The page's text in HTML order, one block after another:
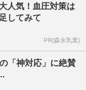
人気！血圧対策は
してみて
PR(森永乳業)
「神対応」に絶賛